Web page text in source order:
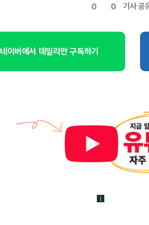
0 0 기사 공
네이버에서 데일리안 구독하기